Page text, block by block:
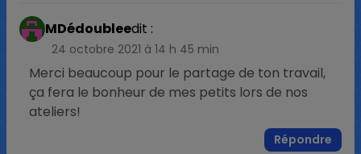
MDédoubleedit :
24 octobre 2021 à 14 h 45 min
Merci beaucoup pour le partage de ton travail,
ça fera le bonheur de mes petits lors de nos
ateliers!
Répondre